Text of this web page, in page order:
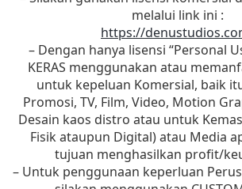
melalui link ini :
https://
– Dengan hanya lisensi “Personal
KERAS menggunakan atau
untuk kepeluan Komersial, baik
Promosi, TV, Film, Video, Motion
Desain kaos distro atau untuk
Fisik ataupun Digital) atau Media
tujuan menghasilkan profit/
– Untuk penggunaan keperluan